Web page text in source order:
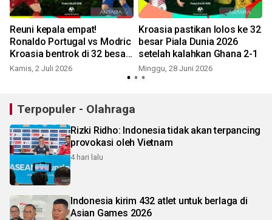
Reuni kepala empat!
Ronaldo Portugal vs Modric
Kroasia bentrok di 32 besar
Piala Dunia 2026
Kamis, 2 Juli 2026
Kroasia pastikan lolos ke 32
besar Piala Dunia 2026
setelah kalahkan Ghana 2-1
Minggu, 28 Juni 2026
Terpopuler - Olahraga
Rizki Ridho: Indonesia tidak akan terpancing
provokasi oleh Vietnam
4 hari lalu
Indonesia kirim 432 atlet untuk berlaga di
Asian Games 2026